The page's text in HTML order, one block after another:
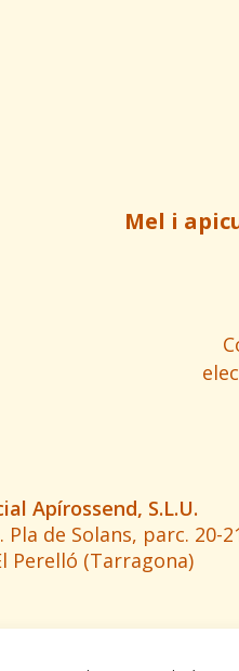
Mel i
Apírossend, S.L.U.
Pla de Solans, parc. 20-
Perelló (Tarragona)